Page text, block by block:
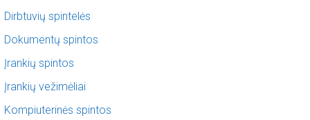
Dirbtuvių spintelės
Dokumentų spintos
Įrankių spintos
Įrankių vežimėliai
Kompiuterinės spintos